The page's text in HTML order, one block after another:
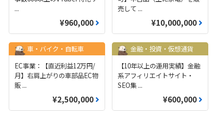
...
¥960,000
売して ...
¥10,000,000
車・バイク・自転車
EC事業：【直近利益12万円/
月】右肩上がりの車部品EC物
販 ...
¥2,500,000
金融・投資・仮想通貨
【10年以上の運用実績】金融
系アフィリエイトサイト・
SEO集 ...
¥600,000